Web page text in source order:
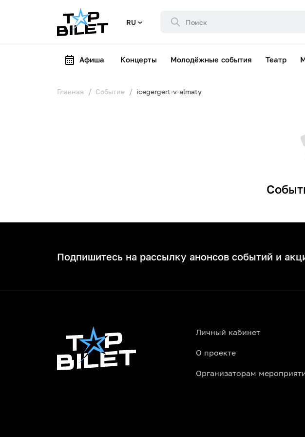
RU
Афиша Концерты Молодёжные события Театр
Главная Событие icegergert-v-almaty
Подпишитесь на рассылку анонсов событий и
Личный кабинет
О проекте
Организаторам